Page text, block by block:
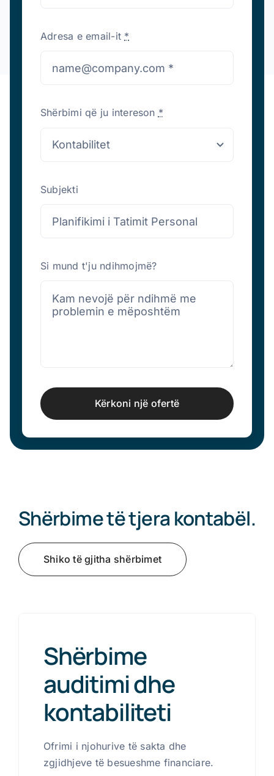
Adresa e email-it *
Shërbimi që ju intereson *
Subjekti
Si mund t'ju ndihmojmë?
Kërkoni një ofertë
Shërbime të tjera kontabël.
Shiko të gjitha shërbimet
Shërbime
auditimi dhe
kontabiliteti
Ofrimi i njohurive të sakta dhe
zgjidhjeve të besueshme financiare.